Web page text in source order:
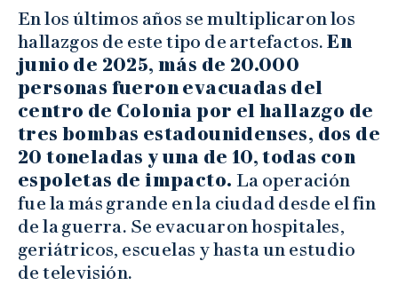
En los últimos años se multiplicaron los
hallazgos de este tipo de artefactos.En
junio de 2025, más de 20.000
personas fueron evacuadas del
centro de Colonia por el hallazgo de
tres bombas estadounidenses, dos de
20 toneladas y una de 10, todas con
espoletas de impacto. La operación
fue la más grande en la ciudad desde el fin
de la guerra. Se evacuaron hospitales,
geriátricos, escuelas y hasta un estudio
de televisión.